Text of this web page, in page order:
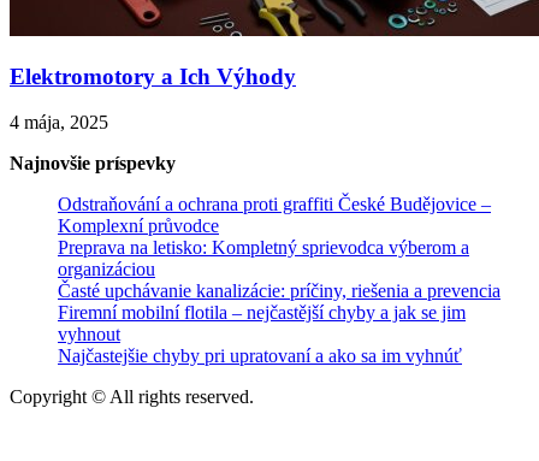
Elektromotory a Ich Výhody
4 mája, 2025
Najnovšie príspevky
Odstraňování a ochrana proti graffiti České Budějovice –
Komplexní průvodce
Preprava na letisko: Kompletný sprievodca výberom a
organizáciou
Časté upchávanie kanalizácie: príčiny, riešenia a prevencia
Firemní mobilní flotila – nejčastější chyby a jak se jim
vyhnout
Najčastejšie chyby pri upratovaní a ako sa im vyhnúť
Copyright © All rights reserved.